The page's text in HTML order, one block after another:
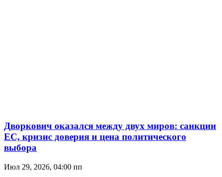
Дворкович оказался между двух миров: санкции
ЕС, кризис доверия и цена политического
выбора
Июл 29, 2026, 04:00 пп